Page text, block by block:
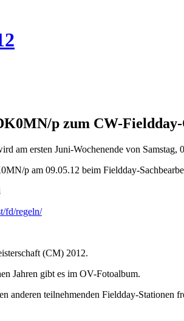
p zum CW-Fieldday-
am ersten Juni-Wochenende von Samstag,
p am 09.05.12 beim Fieldday-
fd/regeln/
(CM) 2012.
Jahren gibt es im OV-Fotoalbum.
anderen teilnehmenden Fieldday-Stationen